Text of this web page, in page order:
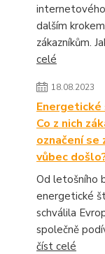
dalším
zákazníkům.
celé
18.08.2023
Co z nich
označení se
vůbec
Od letošního
energetické
schválila
společně
číst celé